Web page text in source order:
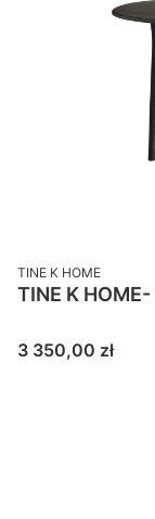
PRODUCENT
TINE K HOME
Cena
3 350,00 zł